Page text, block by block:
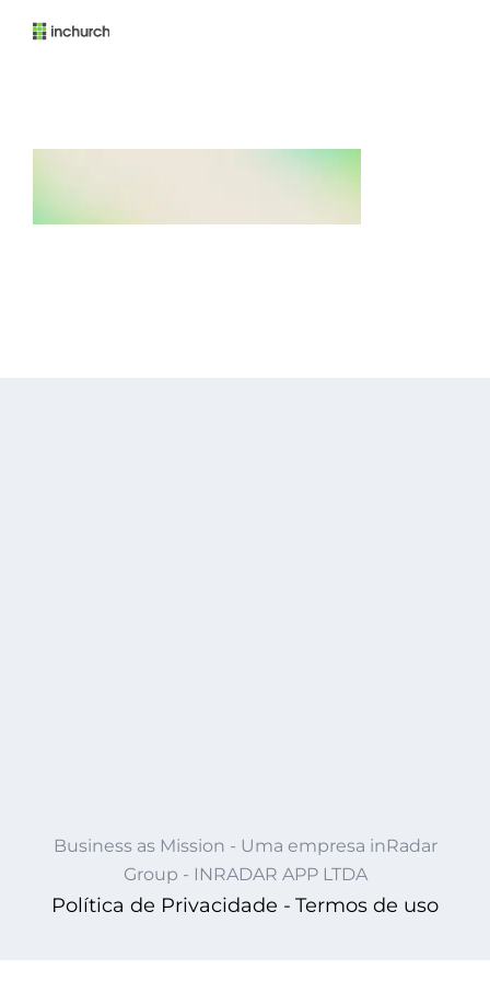
Business as Mission - Uma empresa inRadar
Group - INRADAR APP LTDA
Política de Privacidade - Termos de uso